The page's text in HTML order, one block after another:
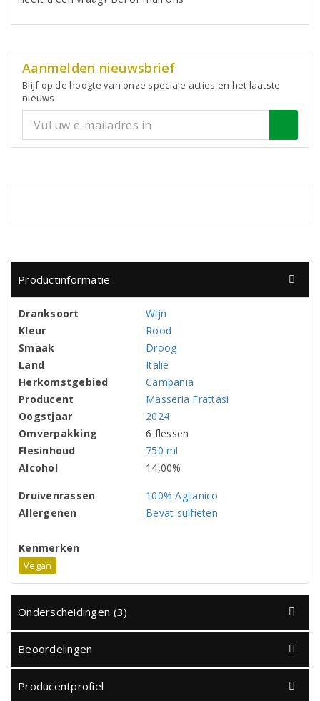
Aanmelden nieuwsbrief
Blijf op de hoogte van onze speciale acties en het laatste
nieuws.
Productinformatie
Dranksoort
Wijn
Kleur
Rood
Smaak
Droog
Land
Italië
Herkomstgebied
Campania
Producent
Masseria Frattasi
Oogstjaar
2024
Omverpakking
6 flessen
Flesinhoud
750 ml
Alcohol
14,00%
Druivenrassen
100% Aglianico
Allergenen
Bevat sulfieten
Kenmerken
Vegan
Onderscheidingen (3)
Beoordelingen
Producentprofiel